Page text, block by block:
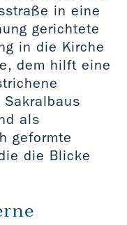
in eine
gerichtete
in die Kirche
dem hilft eine
als
geformte
die Blicke